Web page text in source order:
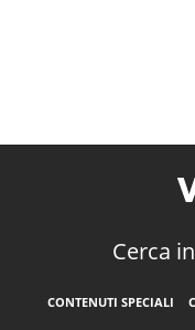
Cerca
CONTENUTI SPECIALI